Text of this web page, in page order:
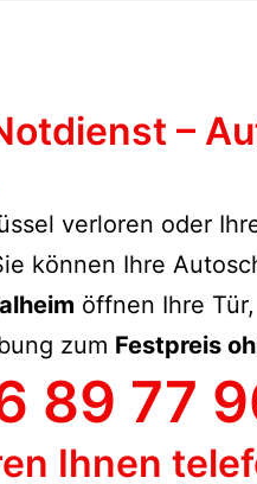
–
verloren oder
können Ihre
öffnen Ihre
zum Festpreis
89 77
Ihnen